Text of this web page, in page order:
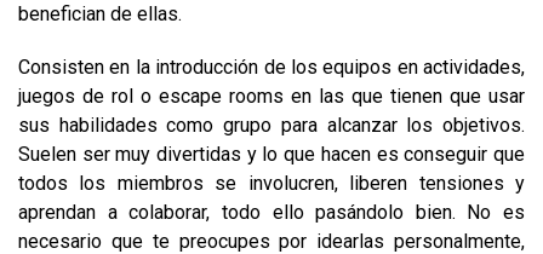
benefician de ellas.
Consisten en la introducción de los equipos en actividades,
juegos de rol o escape rooms en las que tienen que usar
sus habilidades como grupo para alcanzar los objetivos.
Suelen ser muy divertidas y lo que hacen es conseguir que
todos los miembros se involucren, liberen tensiones y
aprendan a colaborar, todo ello pasándolo bien. No es
necesario que te preocupes por idearlas personalmente,